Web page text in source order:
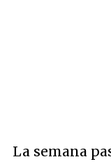
La semana